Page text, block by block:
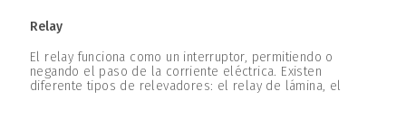
Relay
El relay funciona como un interruptor, permitiendo o
negando el paso de la corriente eléctrica. Existen
diferente tipos de relevadores: el relay de lámina, el